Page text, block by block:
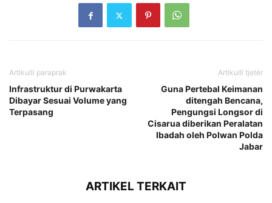
Artikulli paraprak
Infrastruktur di Purwakarta
Dibayar Sesuai Volume yang
Terpasang
Artikulli tjetër
Guna Pertebal Keimanan
ditengah Bencana,
Pengungsi Longsor di
Cisarua diberikan Peralatan
Ibadah oleh Polwan Polda
Jabar
ARTIKEL TERKAIT